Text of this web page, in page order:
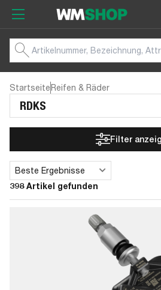
StartseiteReifen & Räder
RDKS
Filter
398 Artikel gefunden
Sortieren
Beste Ergebnisse